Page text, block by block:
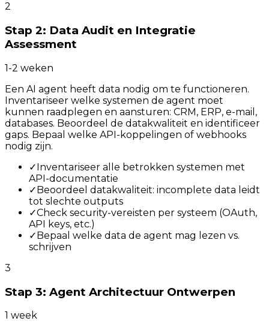
2
Stap 2: Data Audit en Integratie
Assessment
1-2 weken
Een AI agent heeft data nodig om te functioneren.
Inventariseer welke systemen de agent moet
kunnen raadplegen en aansturen: CRM, ERP, e-mail,
databases. Beoordeel de datakwaliteit en identificeer
gaps. Bepaal welke API-koppelingen of webhooks
nodig zijn.
✓Inventariseer alle betrokken systemen met
API-documentatie
✓Beoordeel datakwaliteit: incomplete data leidt
tot slechte outputs
✓Check security-vereisten per systeem (OAuth,
API keys, etc.)
✓Bepaal welke data de agent mag lezen vs.
schrijven
3
Stap 3: Agent Architectuur Ontwerpen
1 week